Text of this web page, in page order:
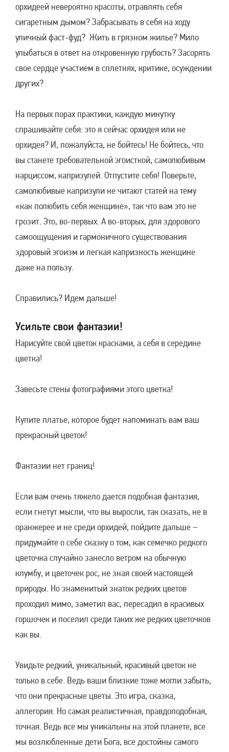
орхидеей невероятно красоты, отравлять себя
сигаретным дымом? Забрасывать в себя на ходу
уличный фаст-фуд? Жить в грязном жилье? Мило
улыбаться в ответ на откровенную грубость? Засорять
свое сердце участием в сплетнях, критике, осуждении
других?
На первых порах практики, каждую минутку
спрашивайте себя: это я сейчас орхидея или не
орхидея? И, пожалуйста, не бойтесь! Не бойтесь, что
вы станете требовательной эгоисткой, самолюбивым
нарциссом, капризулей. Отпустите себя! Поверьте,
самолюбивые капризули не читают статей на тему
«как полюбить себя женщине», так что вам это не
грозит. Это, во-первых. А во-вторых, для здорового
самоощущения и гармоничного существования
здоровый эгоизм и легкая капризность женщине
даже на пользу.
Справились? Идем дальше!
Усильте свои фантазии!
Нарисуйте свой цветок красками, а себя в середине
цветка!
Завесьте стены фотографиями этого цветка!
Купите платье, которое будет напоминать вам ваш
прекрасный цветок!
Фантазии нет границ!
Если вам очень тяжело дается подобная фантазия,
если гнетут мысли, что вы выросли, так сказать, не в
оранжерее и не среди орхидей, пойдите дальше –
придумайте о себе сказку о том, как семечко редкого
цветочка случайно занесло ветром на обычную
клумбу, и цветочек рос, не зная своей настоящей
природы. Но знаменитый знаток редких цветов
проходил мимо, заметил вас, пересадил в красивых
горшочек и поселил среди таких же редких цветочков
как вы.
Увидьте редкий, уникальный, красивый цветок не
только в себе. Ведь ваши близкие тоже могли забыть,
что они прекрасные цветы. Это игра, сказка,
аллегория. Но самая реалистичная, правдоподобная,
точная. Ведь все мы уникальны на этой планете, все
мы возлюбленные дети Бога, все достойны самого